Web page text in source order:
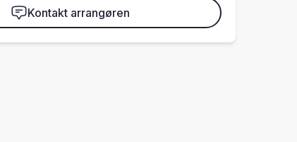
Kontakt arrangøren